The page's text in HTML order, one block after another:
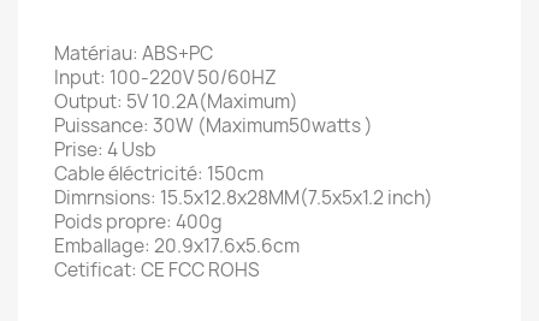
Matériau: ABS+PC
Input: 100-220V 50/60HZ
Output: 5V 10.2A(Maximum)
Puissance: 30W (Maximum50watts )
Prise: 4 Usb
Cable éléctricité: 150cm
Dimrnsions: 15.5x12.8x28MM(7.5x5x1.2 inch)
Poids propre: 400g
Emballage: 20.9x17.6x5.6cm
Cetificat: CE FCC ROHS